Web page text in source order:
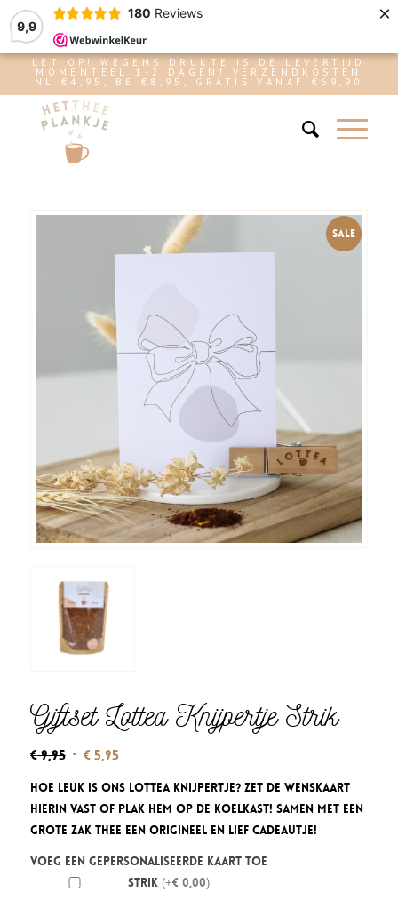
9,9
180 Reviews ×
LET OP! WEGENS DRUKTE IS DE LEVERTIJD
MOMENTEEL 1-2 DAGEN! VERZENDKOSTEN
NL €4,95, BE €8,95, GRATIS VANAF €69,90
SALE
Giftset Lottea Knijpertje Strik
€9,95 Oorspronkelijke
was:
€ 9,95.
€5,95Huidige
is:
€ 5,95.
Hoe leuk is ons Lottea Knijpertje? Zet de wenskaart
hierin vast of plak hem op de koelkast! Samen met een
grote zak thee een origineel en lief cadeautje!
Voeg een gepersonaliseerde kaart toe
Strik (+€ 0,00)